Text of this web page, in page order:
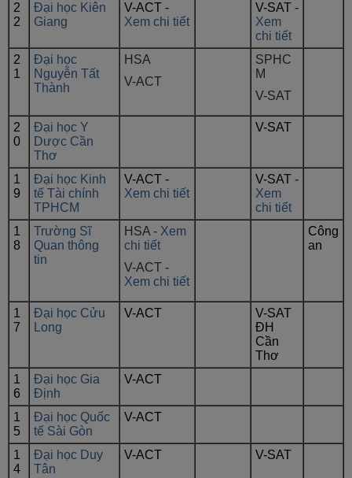
2
2
Đại học Kiên
Giang
V-ACT -
Xem chi tiết
V-SAT -
Xem
chi tiết
2
1
Đại học
Nguyễn Tất
Thành
HSA
V-ACT
SPHC
M
V-SAT
2
0
Đại học Y
Dược Cần
Thơ
V-SAT
1
9
Đại học Kinh
tế Tài chính
TPHCM
V-ACT -
Xem chi tiết
V-SAT -
Xem
chi tiết
1
8
Trường Sĩ
Quan thông
tin
HSA - Xem
chi tiết
V-ACT -
Xem chi tiết
Công
an
1
7
Đại học Cửu
Long
V-ACT
V-SAT
ĐH
Cần
Thơ
1
6
Đại học Gia
Định
V-ACT
1
5
Đại học Quốc
tế Sài Gòn
V-ACT
1
4
Đại học Duy
Tân
V-ACT V-SAT